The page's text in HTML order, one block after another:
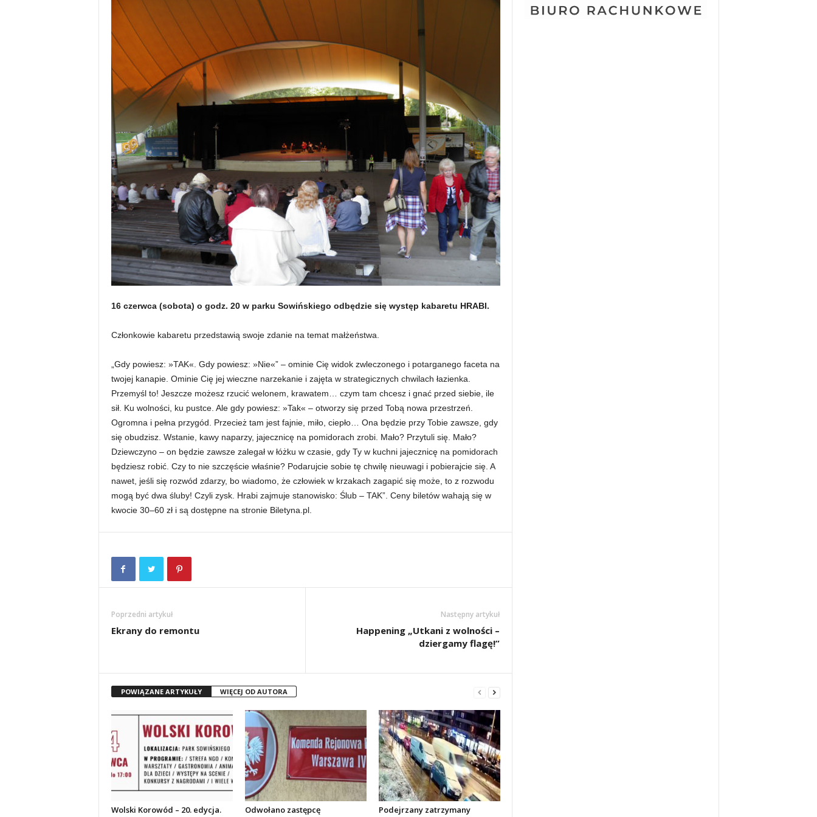
16 czerwca (sobota) o godz. 20 w parku Sowińskiego odbędzie się występ kabaretu HRABI.
Członkowie kabaretu przedstawią swoje zdanie na temat małżeństwa.
„Gdy powiesz: »TAK«. Gdy powiesz: »Nie«” – ominie Cię widok zwleczonego i potarganego faceta na
twojej kanapie. Ominie Cię jej wieczne narzekanie i zajęta w strategicznych chwilach łazienka.
Przemyśl to! Jeszcze możesz rzucić welonem, krawatem… czym tam chcesz i gnać przed siebie, ile
sił. Ku wolności, ku pustce. Ale gdy powiesz: »Tak« – otworzy się przed Tobą nowa przestrzeń.
Ogromna i pełna przygód. Przecież tam jest fajnie, miło, ciepło… Ona będzie przy Tobie zawsze, gdy
się obudzisz. Wstanie, kawy naparzy, jajecznicę na pomidorach zrobi. Mało? Przytuli się. Mało?
Dziewczyno – on będzie zawsze zalegał w łóżku w czasie, gdy Ty w kuchni jajecznicę na pomidorach
będziesz robić. Czy to nie szczęście właśnie? Podarujcie sobie tę chwilę nieuwagi i pobierajcie się. A
nawet, jeśli się rozwód zdarzy, bo wiadomo, że człowiek w krzakach zagapić się może, to z rozwodu
mogą być dwa śluby! Czyli zysk. Hrabi zajmuje stanowisko: Ślub – TAK”. Ceny biletów wahają się w
kwocie 30–60 zł i są dostępne na stronie Biletyna.pl.
Poprzedni artykuł
Ekrany do remontu
Następny artykuł
Happening „Utkani z wolności –
dziergamy flagę!”
POWIĄZANE ARTYKUŁY WIĘCEJ OD AUTORA
Wolski Korowód – 20. edycja.
Odwołano zastępcę
Podejrzany zatrzymany